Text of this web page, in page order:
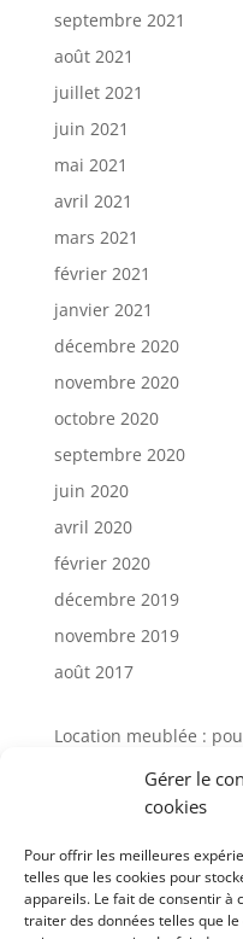
Gérer le
cookies
Pour offrir les meilleures
telles que les cookies pour
appareils. Le fait de consentir à
traiter des données telles que
septembre 2021
août 2021
juillet 2021
juin 2021
mai 2021
avril 2021
mars 2021
février 2021
janvier 2021
décembre 2020
novembre 2020
octobre 2020
septembre 2020
juin 2020
avril 2020
février 2020
décembre 2019
novembre 2019
août 2017
Location meublée :
Avis Cocktail
l’expérience d’achat
Gestion locative
pour sécuriser votre